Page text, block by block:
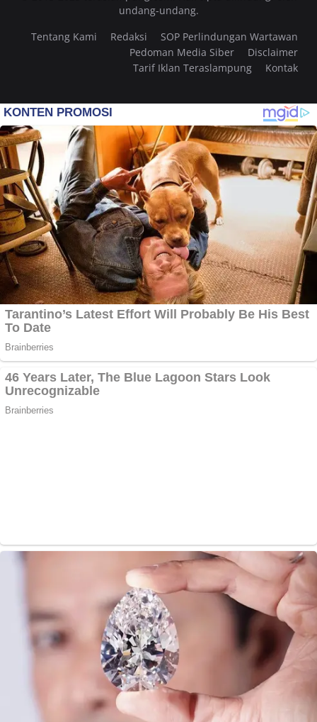
undang-undang.
Tentang Kami
Redaksi
SOP Perlindungan Wartawan
Pedoman Media Siber
Disclaimer
Tarif Iklan Teraslampung
Kontak